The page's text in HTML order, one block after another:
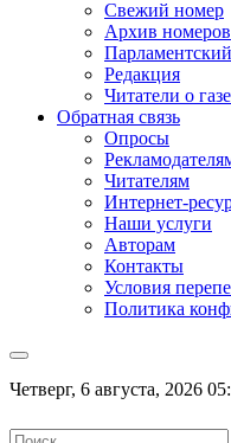
Свежий номер
Архив номеров
Редакция
Читатели о
Обратная связь
Опросы
Читателям
Интернет-
Наши услуги
Авторам
Контакты
Условия
Политика
Четверг, 6 августа, 2026